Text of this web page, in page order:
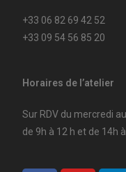
+33 06 82 69 42 52
+33 09 54 56 85 20
Horaires de l’atelier
Sur RDV du mercredi
de 9h à 12 h et de 14h